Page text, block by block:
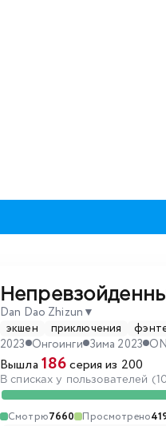
Dan Dao Zhizun ▼
экшен приключения
2023 Онгоинги Зима 2023
Вышла 186серия из 200
В списках у пользователей
Смотрю7660 Просмотрено